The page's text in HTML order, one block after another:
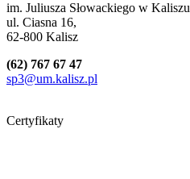
im. Juliusza Słowackiego w Kaliszu
ul. Ciasna 16,
62-800 Kalisz
(62) 767 67 47
sp3@um.kalisz.pl
Certyfikaty